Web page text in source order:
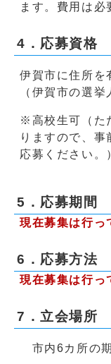
ます。費用は必
4．応募資格
伊賀市に住所を
（伊賀市の選
※高校生可（た
りますので、
応募ください。
5．応募期間
現在募集は行っ
6．応募方法
現在募集は行っ
7．立会場所
市内6カ所の